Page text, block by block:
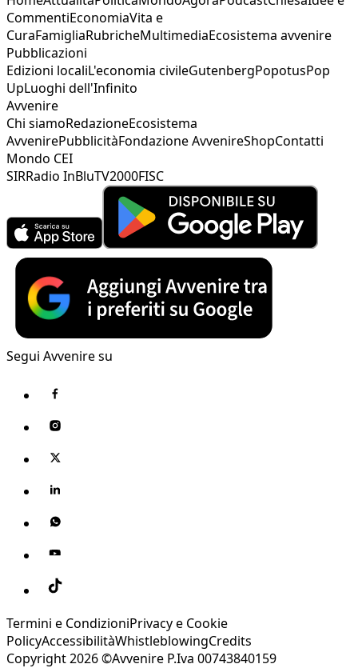
CommentiEconomiaVita e
CuraFamigliaRubricheMultimediaEcosistema avvenire
Pubblicazioni
Edizioni localiL'economia civileGutenbergPopotusPop
UpLuoghi dell'Infinito
Avvenire
Chi siamoRedazioneEcosistema
AvvenirePubblicitàFondazione AvvenireShopContatti
Mondo CEI
SIRRadio InBluTV2000FISC
Segui Avvenire su
Termini e CondizioniPrivacy e Cookie
PolicyAccessibilitàWhistleblowingCredits
Copyright 2026 ©Avvenire P.Iva 00743840159